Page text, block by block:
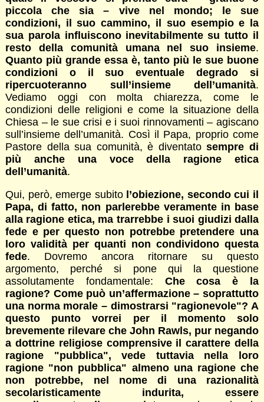
piccola che sia – vive nel mondo; le sue
condizioni, il suo cammino, il suo esempio e la
sua parola influiscono inevitabilmente su tutto il
resto della comunità umana nel suo insieme.
Quanto più grande essa è, tanto più le sue buone
condizioni o il suo eventuale degrado si
ripercuoteranno sull’insieme dell’umanità.
Vediamo oggi con molta chiarezza, come le
condizioni delle religioni e come la situazione della
Chiesa – le sue crisi e i suoi rinnovamenti – agiscano
sull’insieme dell’umanità. Così il Papa, proprio come
Pastore della sua comunità, è diventatosempre di
più anche una voce della ragione etica
dell’umanità.
Qui, però, emerge subito l’obiezione, secondo cui il
Papa, di fatto, non parlerebbe veramente in base
alla ragione etica, ma trarrebbe i suoi giudizi dalla
fede e per questo non potrebbe pretendere una
loro validità per quanti non condividono questa
fede. Dovremo ancora ritornare su questo
argomento, perché si pone qui la questione
assolutamente fondamentale: Che cosa è la
ragione? Come può un’affermazione – soprattutto
una norma morale – dimostrarsi "ragionevole"? A
questo punto vorrei per il momento solo
brevemente rilevare che John Rawls, pur negando
a dottrine religiose comprensive il carattere della
ragione "pubblica", vede tuttavia nella loro
ragione "non pubblica" almeno una ragione che
non potrebbe, nel nome di una razionalità
secolaristicamente indurita, essere